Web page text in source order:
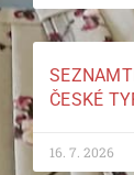
ČESKÉ
16. 7. 2026